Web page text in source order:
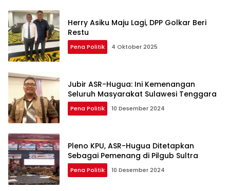
Herry Asiku Maju Lagi, DPP Golkar Beri
Restu
Pena Politik 4 Oktober 2025
Jubir ASR-Hugua: Ini Kemenangan
Seluruh Masyarakat Sulawesi Tenggara
Pena Politik 10 Desember 2024
Pleno KPU, ASR-Hugua Ditetapkan
Sebagai Pemenang di Pilgub Sultra
Pena Politik 10 Desember 2024